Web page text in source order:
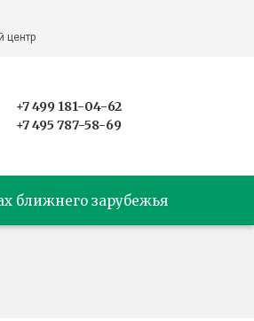
центр
+7 499 181-04-62
+7 495 787-58-69
ближнего зарубежья